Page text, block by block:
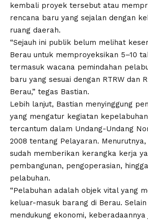
kembali proyek tersebut atau
rencana baru yang sejalan dengan
ruang daerah.
“Sejauh ini publik belum melihat
Berau untuk memproyeksikan 5–10
termasuk wacana pemindahan
baru yang sesuai dengan RTRW dan
Berau,” tegas Bastian.
Lebih lanjut, Bastian menyinggung
yang mengatur kegiatan
tercantum dalam Undang-Undang
2008 tentang Pelayaran.
sudah memberikan kerangka kerja
pembangunan, pengoperasian,
pelabuhan.
“Pelabuhan adalah objek vital yang
keluar-masuk barang di Berau.
mendukung ekonomi, keberadaannya